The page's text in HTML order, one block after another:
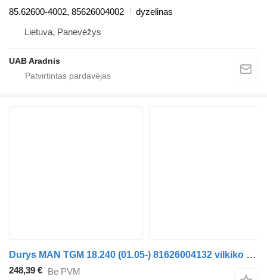
85.62600-4002, 85626004002
dyzelinas
Lietuva, Panevėžys
UAB Aradnis
Durys MAN TGM 18.240 (01.05-) 81626004132 vilkiko MAN TGL, TGM, TGS, TGX (2005-2021)
248,39 € Be PVM